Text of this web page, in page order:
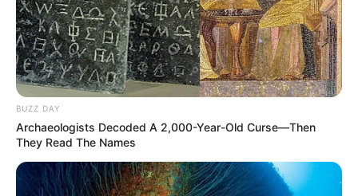
köstlichen Glasur. Ideal für festliche Anlässe
oder einfach als süßer Genuss zwischendurch.
Hier ist ein detailliertes Rezept, um diese
leckere Torte selbst zu backen.
#### Zutaten
**Für den Nussbiskuit:**
– 200 g gemahlene Haselnüsse oder Walnüsse
– 150 g Zucker
BUZZ DAY
Archaeologists Decoded A 2,000-Year-Old Curse—Then
They Read The Names